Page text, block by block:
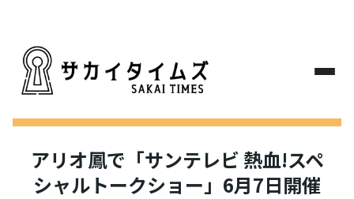
アリオ鳳で「サンテレビ 熱血!スペ
シャルトークショー」6月7日開催